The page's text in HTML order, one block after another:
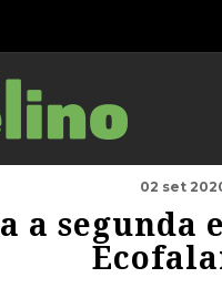
02 set
a segunda